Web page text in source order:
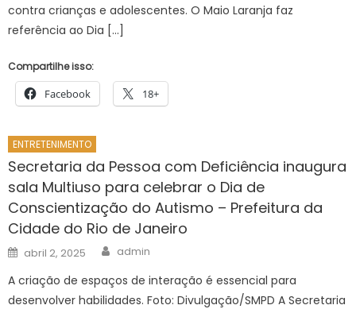
contra crianças e adolescentes. O Maio Laranja faz
referência ao Dia […]
Compartilhe isso:
Facebook 18+
ENTRETENIMENTO
Secretaria da Pessoa com Deficiência inaugura
sala Multiuso para celebrar o Dia de
Conscientização do Autismo – Prefeitura da
Cidade do Rio de Janeiro
Posted
on
abril 2, 2025 Author
admin
A criação de espaços de interação é essencial para
desenvolver habilidades. Foto: Divulgação/SMPD A Secretaria